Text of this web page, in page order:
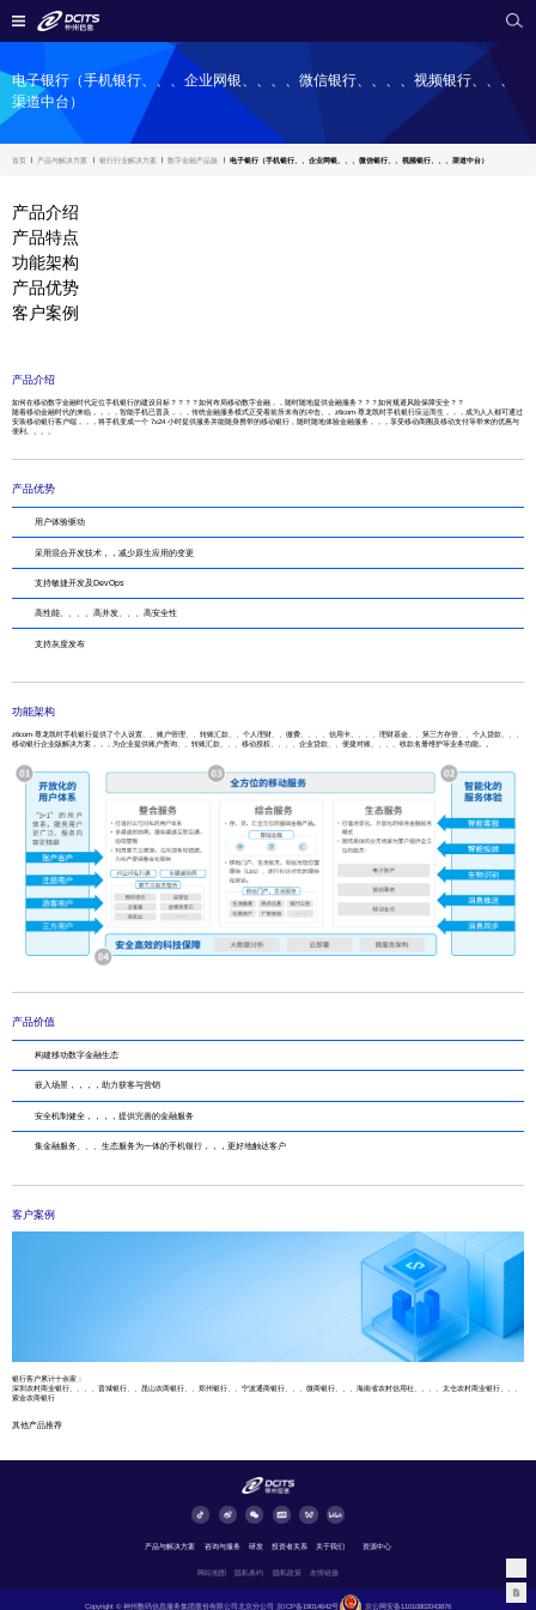
电子银行（手机银行、、、企业网银、、、、微信银行、、、、视频银行、、、
渠道中台）
首页 产品与解决方案 银行行业解决方案 数字金融产品族 电子银行（手机银行、、企业网银、、、微信银行、、视频银行、、、渠道中台）
产品介绍
产品特点
功能架构
产品优势
客户案例
产品介绍
如何在移动数字金融时代定位手机银行的建设目标？？？？如何布局移动数字金融，，随时随地提供金融服务？？？如何规避风险保障安全？？
随着移动金融时代的来临，，，，智能手机已普及，，，传统金融服务模式正受着前所未有的冲击。。z6com·尊龙凯时手机银行应运而生，，，成为人人都可通过
安装移动银行客户端，，，将手机变成一个 7x24 小时提供服务并能随身携带的移动银行 , 随时随地体验金融服务，，，享受移动商圈及移动支付等带来的优惠与
便利。。。。
产品优势
用户体验驱动
采用混合开发技术，，减少原生应用的变更
支持敏捷开发及DevOps
高性能、、、、高并发、、、高安全性
支持灰度发布
功能架构
z6com·尊龙凯时手机银行提供了个人设置、、账户管理、、转账汇款、、个人理财、、缴费、、、、信用卡、、、、理财基金、、第三方存管、、个人贷款、、、
移动银行企业版解决方案，，，为企业提供账户查询、、转账汇款、、、移动授权、、、、企业贷款、、便捷对账、、、、收款名册维护等业务功能。。
产品价值
构建移动数字金融生态
嵌入场景，，，，助力获客与营销
安全机制健全，，，，提供完善的金融服务
集金融服务、、、生态服务为一体的手机银行，，，更好地触达客户
客户案例
银行客户累计十余家：
深圳农村商业银行、、、、晋城银行、、昆山农商银行、、郑州银行、、宁波通商银行、、、微商银行、、、海南省农村信用社、、、、太仓农村商业银行、、、
紫金农商银行
其他产品推荐
产品与解决方案 咨询与服务 研发 投资者关系 关于我们 资源中心
网站地图 隐私条约 隐私政策 友情链接
Copyright © 神州数码信息服务集团股份有限公司北京分公司 京ICP备19014642号 京公网安备11010802043876